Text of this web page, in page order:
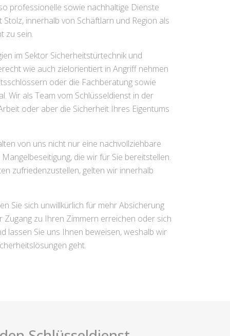
professionelle sowie nachhaltige Dienste
innerhalb von Schäftlarn und Region als
zu sein.
im Sektor Sicherheitstürtechnik und
wie auch zielorientiert in Angriff nehmen
oder die Fachberatung sowie
Wir als Team vom Schlüsseldienst in der
oder aber die Sicherheit Ihres Eigentums
von uns nicht nur eine nachvollziehbare
die wir für Sie bereitstellen.
zufriedenzustellen, gelten wir innerhalb
Sie sich unwillkürlich für mehr Absicherung
Zugang zu Ihren Zimmern erreichen oder sich
lassen Sie uns Ihnen beweisen, weshalb wir
geht.